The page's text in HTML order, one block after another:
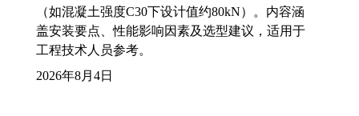
（如混凝土强度C30下设计值约80kN）。内容涵
盖安装要点、性能影响因素及选型建议，适用于
工程技术人员参考。
2026年8月4日